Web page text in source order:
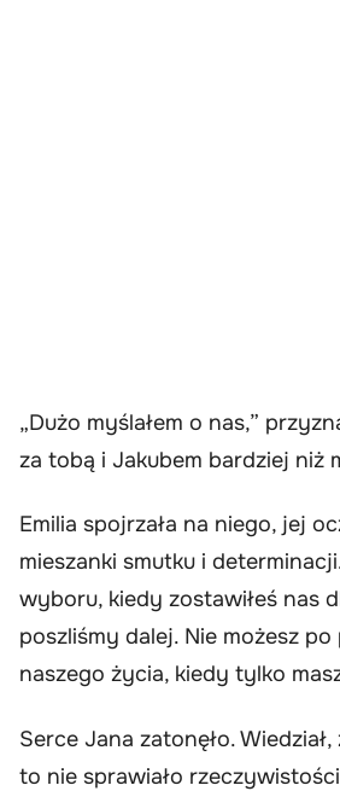
„Dużo myślałem o nas,”
za tobą i Jakubem bardziej niż
Emilia spojrzała na niego, jej
mieszanki smutku i
wyboru, kiedy zostawiłeś nas
poszliśmy dalej. Nie możesz
naszego życia, kiedy tylko
Serce Jana zatonęło. Wiedział,
to nie sprawiało